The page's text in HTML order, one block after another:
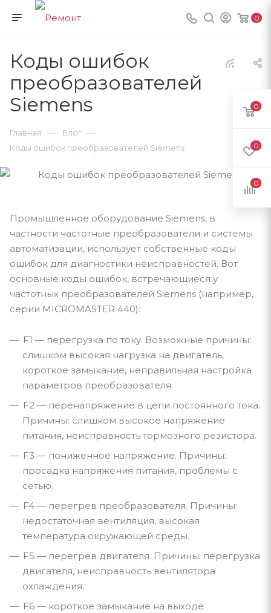
0
Коды ошибок
преобразователей
Siemens
Главная — Блог —
Коды ошибок преобразователей Siemens
Промышленное оборудование Siemens, в
частности частотные преобразователи и системы
автоматизации, использует собственные коды
ошибок для диагностики неисправностей. Вот
основные коды ошибок, встречающиеся у
частотных преобразователей Siemens (например,
серии MICROMASTER 440):
F1 — перегрузка по току. Возможные причины:
слишком высокая нагрузка на двигатель,
короткое замыкание, неправильная настройка
параметров преобразователя.
F2 — перенапряжение в цепи постоянного тока.
Причины: слишком высокое напряжение
питания, неисправность тормозного резистора.
F3 — пониженное напряжение. Причины:
просадка напряжения питания, проблемы с
сетью.
F4 — перегрев преобразователя. Причины:
недостаточная вентиляция, высокая
температура окружающей среды.
F5 — перегрев двигателя. Причины: перегрузка
двигателя, неисправность вентилятора
охлаждения.
F6 — короткое замыкание на выходе
0
0
0